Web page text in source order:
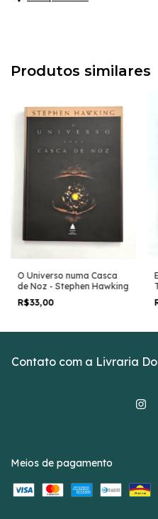
Produtos similares
O Universo numa Casca
de Noz - Stephen Hawking
R$33,00
Contato com a Livraria
Meios de pagamento